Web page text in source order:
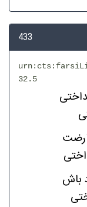
433
32.5
باش